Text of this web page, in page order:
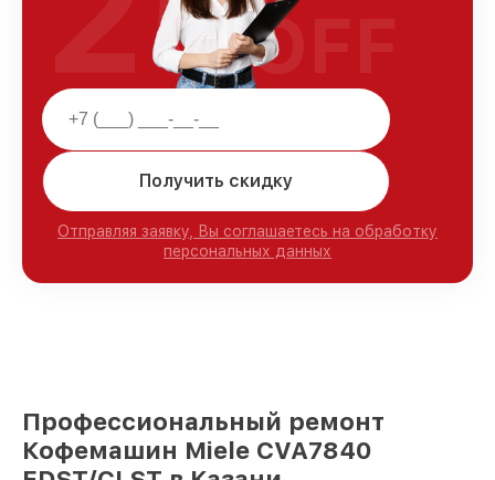
Получить скидку
Отправляя заявку, Вы соглашаетесь на обработку
персональных данных
OFF
Профессиональный ремонт
Кофемашин Miele CVA7840